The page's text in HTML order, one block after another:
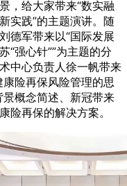
，给大家带来“数实融
实践”的主题演讲。随
德军带来以“国际发展
“强心针””为主题的分
中心负责人徐一帆带来
险再保风险管理的思
概念简述、新冠带来
险再保的解决方案。